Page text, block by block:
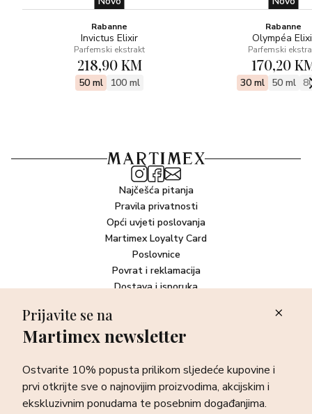
Rabanne
Invictus Elixir
Parfemski ekstrakt
218,90 KM
50 ml 100 ml
Rabanne
Olympéa
Parfemski
170,20
30 ml 50 ml
Najčešća pitanja
Pravila privatnosti
Opći uvjeti poslovanja
Martimex Loyalty Card
Poslovnice
Povrat i reklamacija
Dostava i isporuka
Newsletter
sve o najnovijim proizvodima, akcijskim i ekskluzivnim
ponudama te posebnim događanjima.
Prijava
Prijavite se na
Martimex newsletter
Ostvarite 10% popusta prilikom sljedeće kupovine i
prvi otkrijte sve o najnovijim proizvodima, akcijskim i
ekskluzivnim ponudama te posebnim događanjima.